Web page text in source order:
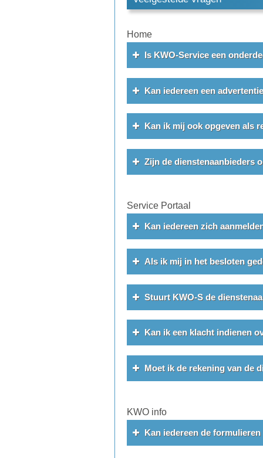
Home
Is KWO-Service een
Kan iedereen een
Kan ik mij ook opgeven als
Zijn de dienstenaanbieders
Service Portaal
Kan iedereen zich
Als ik mij in het besloten
Stuurt KWO-S de
Kan ik een klacht indienen
Moet ik de rekening van de
KWO info
Kan iedereen de